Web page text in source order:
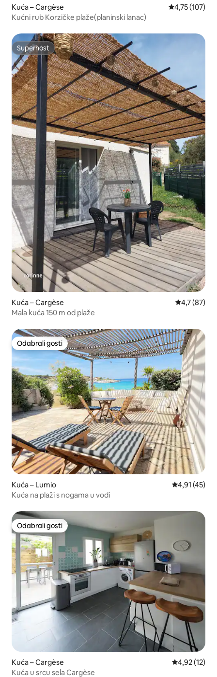
Kuća – Cargèse Prosječna
4,75 (107)
Kućni rub Korzičke plaže(planinski lanac)
Superhost
Superhost
Kuća – Cargèse Prosječna
4,7 (87)
Mala kuća 150 m od plaže
Odabrali gosti
Odabrali gosti
Kuća – Lumio Prosječna
4,91 (45)
Kuća na plaži s nogama u vodi
Odabrali gosti
Odabrali gosti
Kuća – Cargèse Prosječna
4,92 (12)
Kuća u srcu sela Cargèse